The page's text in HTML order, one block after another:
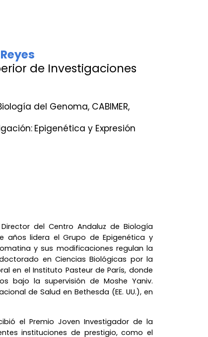
de Investigaciones
del Genoma, CABIMER,
Epigenética y Expresión
del Centro Andaluz de Biología
años lidera el Grupo de Epigenética y
y sus modificaciones regulan la
en Ciencias Biológicas por la
en el Instituto Pasteur de París, donde
bajo la supervisión de Moshe Yaniv.
de Salud en Bethesda (EE. UU.), en
el Premio Joven Investigador de la
instituciones de prestigio, como el